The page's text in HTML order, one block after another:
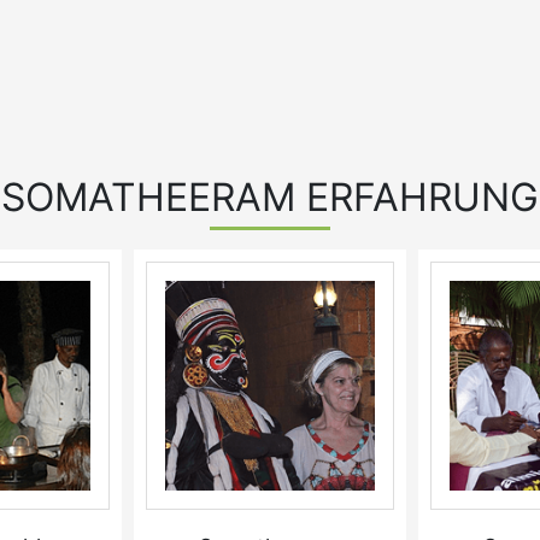
SOMATHEERAM ERFAHRUNG